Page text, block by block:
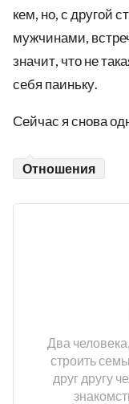
кем, но, с другой
мужчинами,
значит, что не
себя паиньку.
Сейчас я снова
Отношения
Два
строить
друг другу